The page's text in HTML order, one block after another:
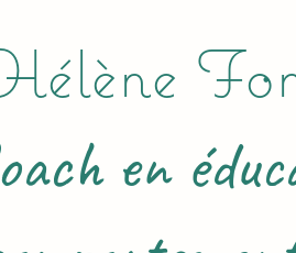
en